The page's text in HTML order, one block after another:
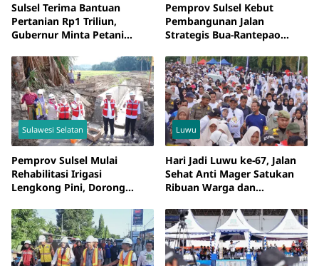
Sulsel Terima Bantuan
Pertanian Rp1 Triliun,
Gubernur Minta Petani
Pemanfaatannya
Pemprov Sulsel Kebut
Pembangunan Jalan
Strategis Bua-Rantepao
Sulawesi Selatan
Pemprov Sulsel Mulai
Rehabilitasi Irigasi
Lengkong Pini, Dorong
Luwu
Hari Jadi Luwu ke-67, Jalan
Sehat Anti Mager Satukan
Ribuan Warga dan